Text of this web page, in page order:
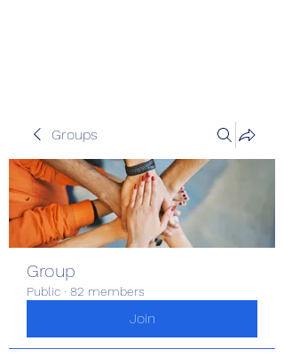
Groups
Group
Public · 82 members
Join